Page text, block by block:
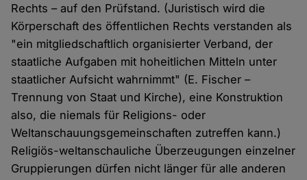
Rechts – auf den Prüfstand. (Juristisch wird die
Körperschaft des öffentlichen Rechts verstanden als
"ein mitgliedschaftlich organisierter Verband, der
staatliche Aufgaben mit hoheitlichen Mitteln unter
staatlicher Aufsicht wahrnimmt" (E. Fischer –
Trennung von Staat und Kirche), eine Konstruktion
also, die niemals für Religions- oder
Weltanschauungsgemeinschaften zutreffen kann.)
Religiös-weltanschauliche Überzeugungen einzelner
Gruppierungen dürfen nicht länger für alle anderen